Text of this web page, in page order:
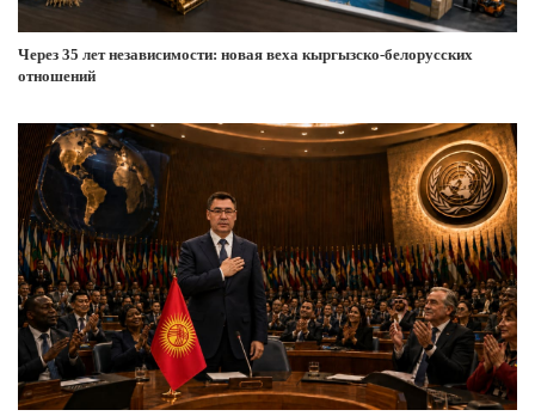
Через 35 лет независимости: новая веха кыргызско-белорусских
отношений